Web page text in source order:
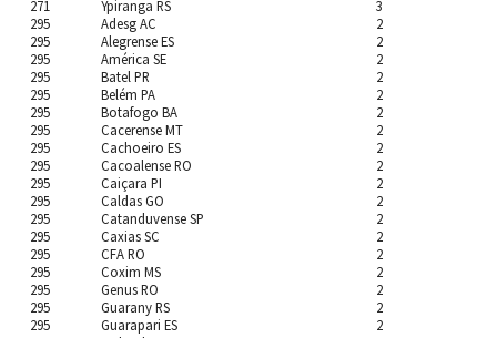
271
295
295
295
295
295
295
295
295
295
295
295
295
295
295
295
295
295
295
Ypiranga RS
Adesg AC
Alegrense ES
América SE
Batel PR
Belém PA
Botafogo BA
Cacerense MT
Cachoeiro ES
Cacoalense RO
Caiçara PI
Caldas GO
Catanduvense SP
Caxias SC
CFA RO
Coxim MS
Genus RO
Guarany RS
Guarapari ES
3
2
2
2
2
2
2
2
2
2
2
2
2
2
2
2
2
2
2